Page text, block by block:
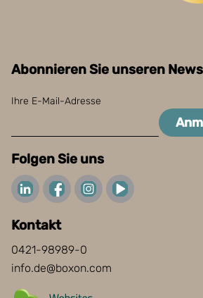
Abonnieren Sie unseren
Ihre E-Mail-Adresse
Folgen Sie uns
Kontakt
0421-98989-0
info.de@boxon.com